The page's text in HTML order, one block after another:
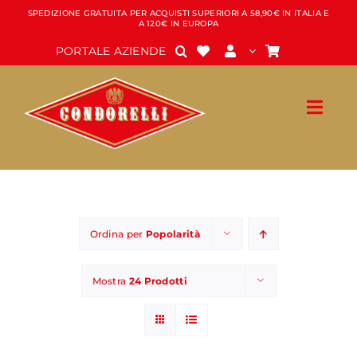
Salta
contenuto
SPEDIZIONE GRATUITA PER ACQUISTI SUPERIORI A 58,90€ IN ITALIA E
A 120€ IN EUROPA
PORTALE AZIENDE
Ordina per Popolarità
Mostra 24 Prodotti